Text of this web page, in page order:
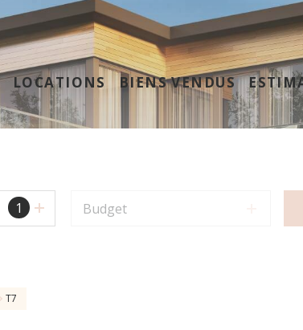
LOCATIONS BIENS VENDUS
1 Budget
T7